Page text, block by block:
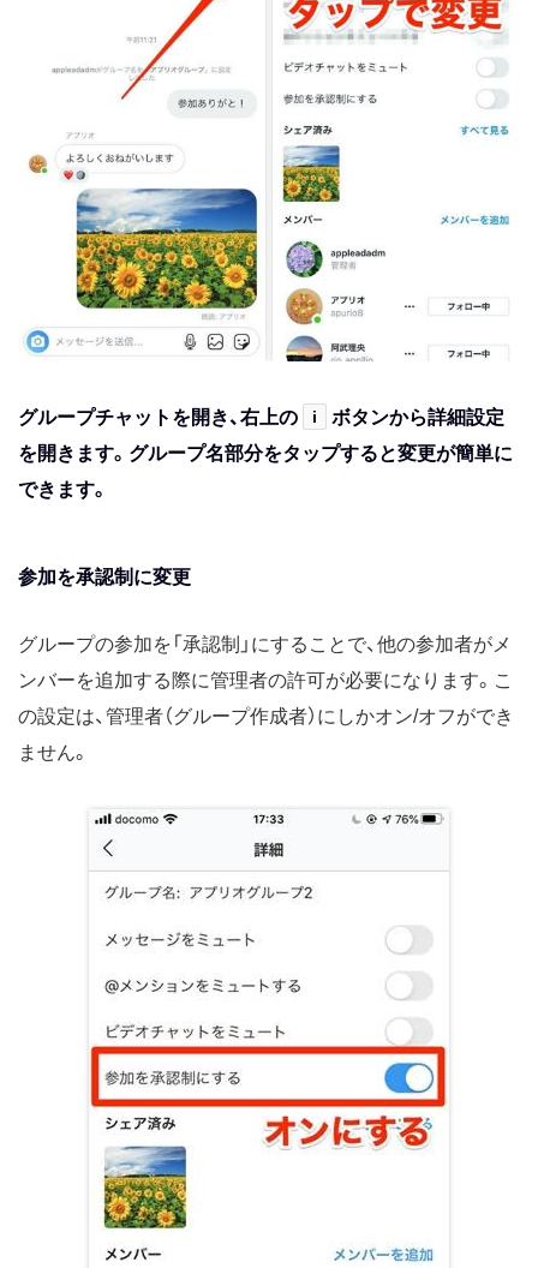
グループチャットを開き、右上の i
ボタンから詳細設定
を開きます。グループ名部分をタップすると変更が簡単に
できます。
参加を承認制に変更
グループの参加を「承認制」にすることで、他の参加者がメ
ンバーを追加する際に管理者の許可が必要になります。こ
の設定は、管理者（グループ作成者）にしかオン/オフができ
ません。